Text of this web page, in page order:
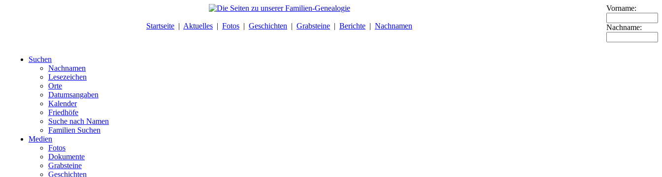
Startseite | Aktuelles | Fotos | Geschichten | Grabsteine | Berichte | Nachnamen
Vorname:
Nachname:
Suchen
Nachnamen
Lesezeichen
Orte
Datumsangaben
Kalender
Friedhöfe
Suche nach Namen
Familien Suchen
Medien
Fotos
Dokumente
Grabsteine
Geschichten